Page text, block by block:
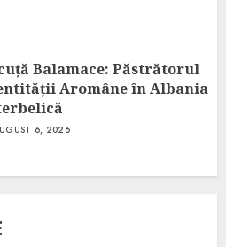
Balamace: Păstrătorul
Aromâne în Albania
6, 2026